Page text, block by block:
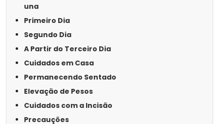
una
Primeiro Dia
Segundo Dia
A Partir do Terceiro Dia
Cuidados em Casa
Permanecendo Sentado
Elevação de Pesos
Cuidados com a Incisão
Precauções